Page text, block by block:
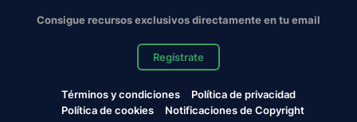
Consigue recursos exclusivos directamente en tu email
Regístrate
Términos y condiciones
Política de privacidad
Política de cookies
Notificaciones de Copyright